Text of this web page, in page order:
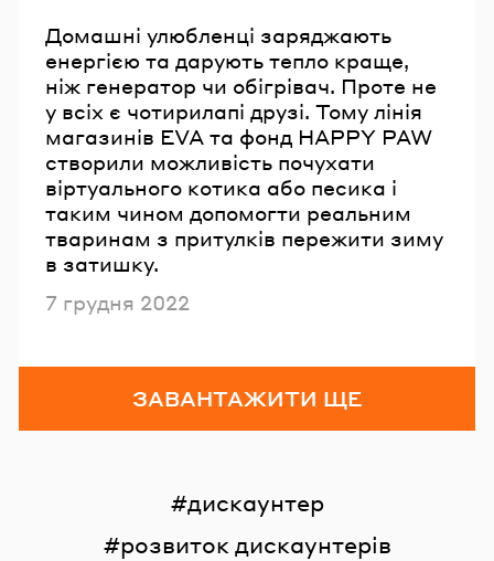
Домашні улюбленці заряджають
енергією та дарують тепло краще,
ніж генератор чи обігрівач. Проте не
у всіх є чотирилапі друзі. Тому лінія
магазинів EVA та фонд HAPPY PAW
створили можливість почухати
віртуального котика або песика і
таким чином допомогти реальним
тваринам з притулків пережити зиму
в затишку.
Опубліковано
7 грудня 2022
ЗАВАНТАЖИТИ ЩЕ
дискаунтер
розвиток дискаунтерів